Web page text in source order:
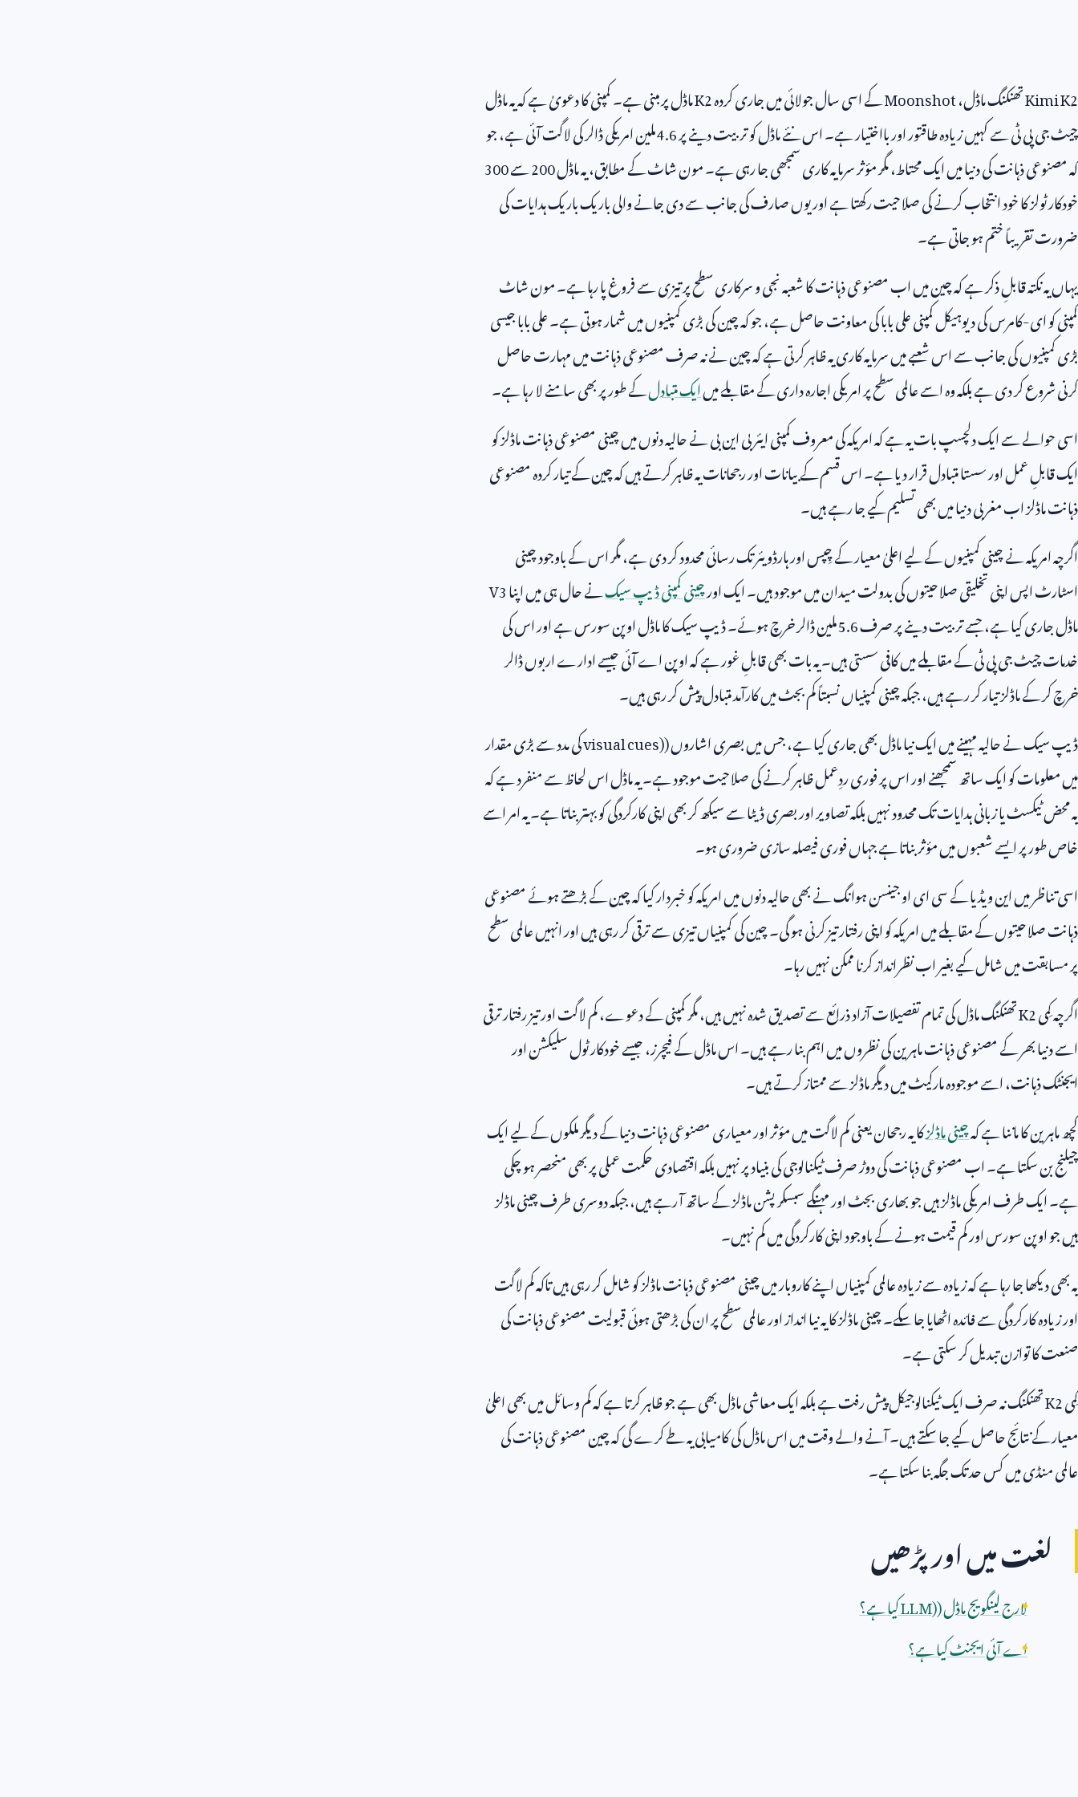
Kimi K2تھنکنگ ماڈل،Moonshotکے اسی سال جولائی میں جاری کردہK2ماڈل پر مبنی ہے۔ کمپنی کا دعویٰ ہے کہ یہ ماڈل
چیٹ جی پی ٹی سے کہیں زیادہ طاقتور اور بااختیار ہے۔ اس نئے ماڈل کو تربیت دینے پر4.6ملین امریکی ڈالر کی لاگت آئی ہے، جو
کہ مصنوعی ذہانت کی دنیا میں ایک محتاط، مگر مؤثر سرمایہ کاری سمجھی جا رہی ہے۔ مون شاٹ کے مطابق، یہ ماڈل200سے300
خودکار ٹولز کا خود انتخاب کرنے کی صلاحیت رکھتا ہے اور یوں صارف کی جانب سے دی جانے والی باریک باریک ہدایات کی
ضرورت تقریباً ختم ہو جاتی ہے۔
یہاں یہ نکتہ قابلِ ذکر ہے کہ چین میں اب مصنوعی ذہانت کا شعبہ نجی و سرکاری سطح پر تیزی سے فروغ پا رہا ہے۔ مون شاٹ
کمپنی کو ای-کامرس کی دیوہیکل کمپنی علی بابا کی معاونت حاصل ہے، جو کہ چین کی بڑی کمپنیوں میں شمار ہوتی ہے۔ علی بابا جیسی
بڑی کمپنیوں کی جانب سے اس شعبے میں سرمایہ کاری یہ ظاہر کرتی ہے کہ چین نے نہ صرف مصنوعی ذہانت میں مہارت حاصل
کرنی شروع کر دی ہے بلکہ وہ اسے عالمی سطح پر امریکی اجارہ داری کے مقابلے میںایک متبادلکے طور پر بھی سامنے لا رہا ہے۔
اسی حوالے سے ایک دلچسپ بات یہ ہے کہ امریکہ کی معروف کمپنی ایئر بی این بی نے حالیہ دنوں میں چینی مصنوعی ذہانت ماڈلز کو
ایک قابلِ عمل اور سستا متبادل قرار دیا ہے۔ اس قسم کے بیانات اور رجحانات یہ ظاہر کرتے ہیں کہ چین کے تیار کردہ مصنوعی
ذہانت ماڈلز اب مغربی دنیا میں بھی تسلیم کیے جا رہے ہیں۔
اگرچہ امریکہ نے چینی کمپنیوں کے لیے اعلیٰ معیار کے چِپس اور ہارڈویئر تک رسائی محدود کر دی ہے، مگر اس کے باوجود چینی
اسٹارٹ اپس اپنی تخلیقی صلاحیتوں کی بدولت میدان میں موجود ہیں۔ ایک اورچینی کمپنی ڈیپ سیکنے حال ہی میں اپناV3
ماڈل جاری کیا ہے، جسے تربیت دینے پر صرف5.6ملین ڈالر خرچ ہوئے۔ ڈیپ سیک کا ماڈل اوپن سورس ہے اور اس کی
خدمات چیٹ جی پی ٹی کے مقابلے میں کافی سستی ہیں۔ یہ بات بھی قابلِ غور ہے کہ اوپن اے آئی جیسے ادارے اربوں ڈالر
خرچ کر کے ماڈلز تیار کر رہے ہیں، جبکہ چینی کمپنیاں نسبتاً کم بجٹ میں کارآمد متبادل پیش کر رہی ہیں۔
ڈیپ سیک نے حالیہ مہینے میں ایک نیا ماڈل بھی جاری کیا ہے، جس میں بصری اشاروں (visual cues)کی مدد سے بڑی مقدار
میں معلومات کو ایک ساتھ سمجھنے اور اس پر فوری ردِعمل ظاہر کرنے کی صلاحیت موجود ہے۔ یہ ماڈل اس لحاظ سے منفرد ہے کہ
یہ محض ٹیکسٹ یا زبانی ہدایات تک محدود نہیں بلکہ تصاویر اور بصری ڈیٹا سے سیکھ کر بھی اپنی کارکردگی کو بہتر بناتا ہے۔ یہ امر اسے
خاص طور پر ایسے شعبوں میں مؤثر بناتا ہے جہاں فوری فیصلہ سازی ضروری ہو۔
اسی تناظر میں این ویڈیا کے سی ای او جینسن ہوانگ نے بھی حالیہ دنوں میں امریکہ کو خبردار کیا کہ چین کے بڑھتے ہوئے مصنوعی
ذہانت صلاحیتوں کے مقابلے میں امریکہ کو اپنی رفتار تیز کرنی ہو گی۔ چین کی کمپنیاں تیزی سے ترقی کر رہی ہیں اور انہیں عالمی سطح
پر مسابقت میں شامل کیے بغیر اب نظرانداز کرنا ممکن نہیں رہا۔
اگرچہ کِمیK2تھنکنگ ماڈل کی تمام تفصیلات آزاد ذرائع سے تصدیق شدہ نہیں ہیں، مگر کمپنی کے دعوے، کم لاگت اور تیز رفتار ترقی
اسے دنیا بھر کے مصنوعی ذہانت ماہرین کی نظروں میں اہم بنا رہے ہیں۔ اس ماڈل کے فیچرز، جیسے خودکار ٹول سلیکشن اور
ایجنٹک ذہانت، اسے موجودہ مارکیٹ میں دیگر ماڈلز سے ممتاز کرتے ہیں۔
کچھ ماہرین کا ماننا ہے کہچینی ماڈلزکا یہ رجحان یعنی کم لاگت میں مؤثر اور معیاری مصنوعی ذہانت دنیا کے دیگر ملکوں کے لیے ایک
چیلنج بن سکتا ہے۔ اب مصنوعی ذہانت کی دوڑ صرف ٹیکنالوجی کی بنیاد پر نہیں بلکہ اقتصادی حکمت عملی پر بھی منحصر ہو چکی
ہے۔ ایک طرف امریکی ماڈلز ہیں جو بھاری بجٹ اور مہنگے سبسکرپشن ماڈلز کے ساتھ آ رہے ہیں، جبکہ دوسری طرف چینی ماڈلز
ہیں جو اوپن سورس اور کم قیمت ہونے کے باوجود اپنی کارکردگی میں کم نہیں۔
یہ بھی دیکھا جا رہا ہے کہ زیادہ سے زیادہ عالمی کمپنیاں اپنے کاروبار میں چینی مصنوعی ذہانت ماڈلز کو شامل کر رہی ہیں تاکہ کم لاگت
اور زیادہ کارکردگی سے فائدہ اٹھایا جا سکے۔ چینی ماڈلز کا یہ نیا انداز اور عالمی سطح پر ان کی بڑھتی ہوئی قبولیت مصنوعی ذہانت کی
صنعت کا توازن تبدیل کر سکتی ہے۔
کِمیK2تھنکنگ نہ صرف ایک ٹیکنالوجیکل پیش رفت ہے بلکہ ایک معاشی ماڈل بھی ہے جو ظاہر کرتا ہے کہ کم وسائل میں بھی اعلیٰ
معیار کے نتائج حاصل کیے جا سکتے ہیں۔ آنے والے وقت میں اس ماڈل کی کامیابی یہ طے کرے گی کہ چین مصنوعی ذہانت کی
عالمی منڈی میں کس حد تک جگہ بنا سکتا ہے۔
لغت میں اور پڑھیں
لارج لینگویج ماڈل (LLM)کیا ہے؟
اے آئی ایجنٹ کیا ہے؟